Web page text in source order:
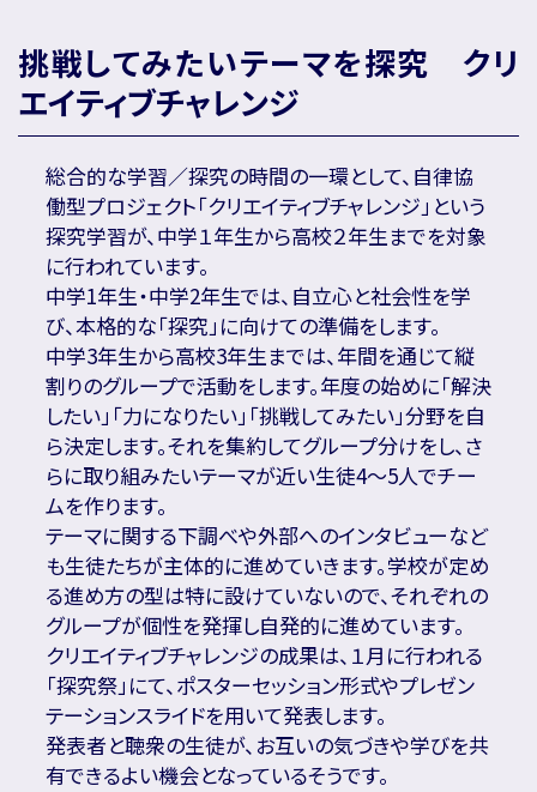
挑戦してみたいテーマを探究 クリ
エイティブチャレンジ
総合的な学習／探究の時間の一環として、自律協
働型プロジェクト「クリエイティブチャレンジ」という
探究学習が、中学１年生から高校２年生までを対象
に行われています。
中学1年生・中学2年生では、自立心と社会性を学
び、本格的な「探究」に向けての準備をします。
中学3年生から高校3年生までは、年間を通じて縦
割りのグループで活動をします。年度の始めに「解決
したい」「力になりたい」「挑戦してみたい」分野を自
ら決定します。それを集約してグループ分けをし、さ
らに取り組みたいテーマが近い生徒4～5人でチー
ムを作ります。
テーマに関する下調べや外部へのインタビューなど
も生徒たちが主体的に進めていきます。学校が定め
る進め方の型は特に設けていないので、それぞれの
グループが個性を発揮し自発的に進めています。
クリエイティブチャレンジの成果は、１月に行われる
「探究祭」にて、ポスターセッション形式やプレゼン
テーションスライドを用いて発表します。
発表者と聴衆の生徒が、お互いの気づきや学びを共
有できるよい機会となっているそうです。